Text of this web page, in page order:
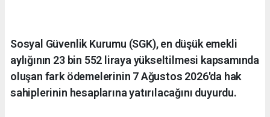
Sosyal Güvenlik Kurumu (SGK), en düşük emekli
aylığının 23 bin 552 liraya yükseltilmesi kapsamında
oluşan fark ödemelerinin 7 Ağustos 2026'da hak
sahiplerinin hesaplarına yatırılacağını duyurdu.